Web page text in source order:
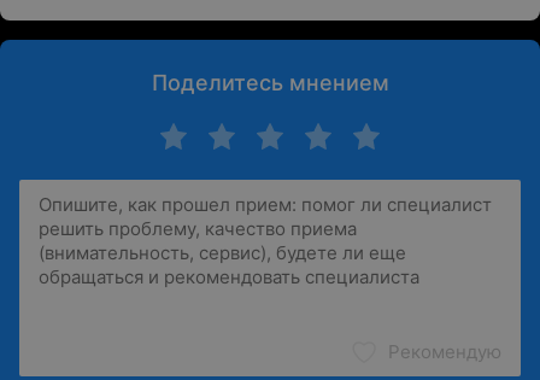
Поделитесь мнением
Рекомендую